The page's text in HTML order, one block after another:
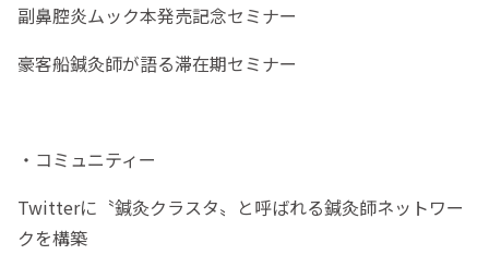
副鼻腔炎ムック本発売記念セミナー
豪客船鍼灸師が語る滞在期セミナー
・コミュニティー
Twitterに〝鍼灸クラスタ〟と呼ばれる鍼灸師ネットワー
クを構築